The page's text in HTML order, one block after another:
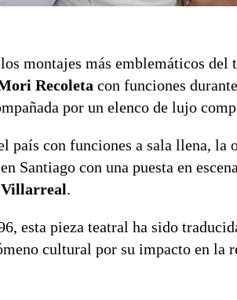
montajes más emblemáticos del
Recoleta con funciones
por un elenco de lujo
país con funciones a sala llena, la
Santiago con una puesta en
.
esta pieza teatral ha sido
cultural por su impacto en